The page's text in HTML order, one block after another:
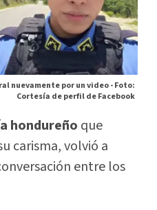
nuevamente por un video -Foto:
Cortesía de perfil de Facebook
hondureño que
carisma, volvió a
entre los